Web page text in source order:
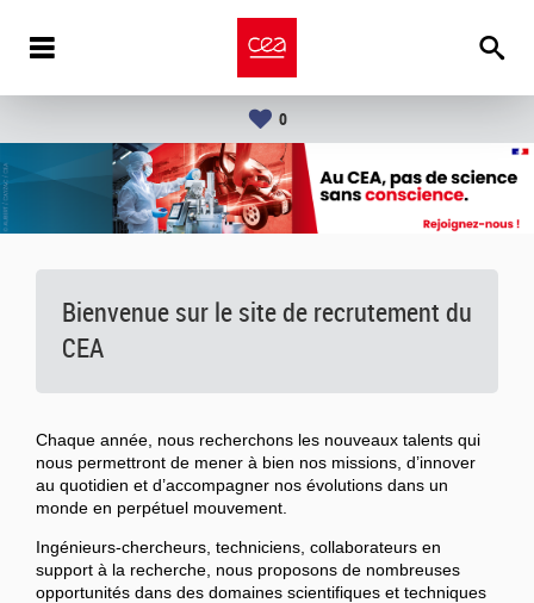
0
Bienvenue sur le site de recrutement du
CEA
Chaque année, nous recherchons les nouveaux talents qui
nous permettront de mener à bien nos missions, d’innover
au quotidien et d’accompagner nos évolutions dans un
monde en perpétuel mouvement.
Ingénieurs-chercheurs, techniciens, collaborateurs en
support à la recherche, nous proposons de nombreuses
opportunités dans des domaines scientifiques et techniques